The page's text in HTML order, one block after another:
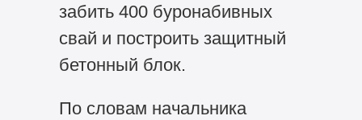
забить 400 буронабивных
свай и построить защитный
бетонный блок.
По словам начальника